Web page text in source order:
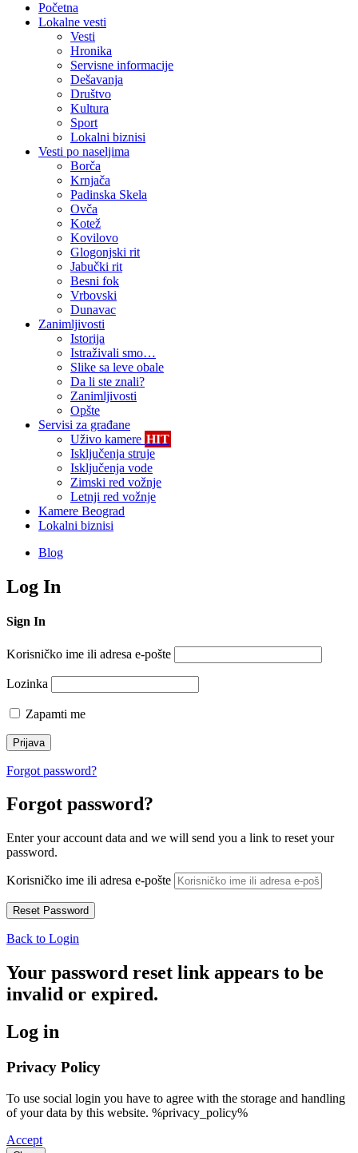
Početna
Lokalne vesti
Vesti
Hronika
Servisne informacije
Dešavanja
Društvo
Kultura
Sport
Lokalni biznisi
Vesti po naseljima
Borča
Krnjača
Padinska Skela
Ovča
Kotež
Kovilovo
Glogonjski rit
Jabučki rit
Besni fok
Vrbovski
Dunavac
Zanimljivosti
Istorija
Istraživali smo…
Slike sa leve obale
Da li ste znali?
Zanimljivosti
Opšte
Servisi za građane
Uživo kamere HIT
Isključenja struje
Isključenja vode
Zimski red vožnje
Letnji red vožnje
Kamere Beograd
Lokalni biznisi
Blog
Log In
Sign In
Korisničko ime ili adresa e-pošte
Lozinka
Zapamti me
Forgot password?
Forgot password?
Enter your account data and we will send you a link to reset your
password.
Korisničko ime ili adresa e-pošte
Back to Login
Your password reset link appears to be
invalid or expired.
Log in
Privacy Policy
To use social login you have to agree with the storage and handling
of your data by this website. %privacy_policy%
Accept